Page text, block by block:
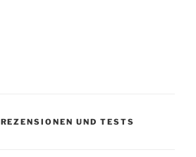
REZENSIONEN UND TESTS